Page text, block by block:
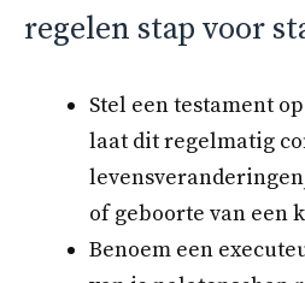
regelen stap voor
Stel een testament
laat dit regelmatig
of geboorte van een
Benoem een